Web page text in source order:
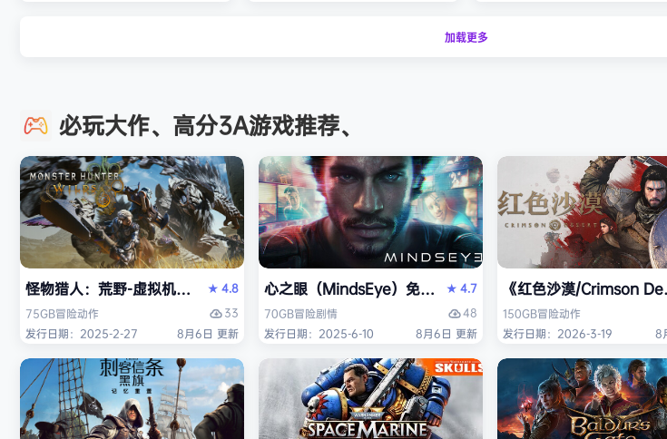
每个大型章节有若干小关卡。 难度
可分为：…
组由命运聚集的五个角色来完成一项
伟大的使命-从古老的邪恶中拯救地
球！ 一个古老…
挡、反击等技能的配…
加载更多
必玩大作、高分3A游戏推荐、
怪物猎人：荒野-虚拟机版（Monster Hunter Wilds HYPERVISOR）免安装中文版
★ 4.8
75GB冒险动作
33
发行日期：2025-2-27
8月6日 更新
心之眼（MindsEye）免安装中文版
★ 4.7
70GB冒险剧情
48
发行日期：2025-6-10
8月6日 更新
《红色沙漠/Crimson
150GB冒险动作
发行日期：2026-3-19
8